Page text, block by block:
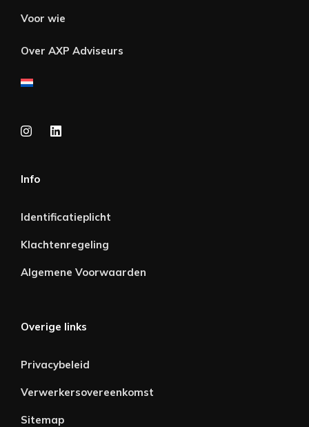
Voor wie
Over AXP Adviseurs
Info
Identificatieplicht
Klachtenregeling
Algemene Voorwaarden
Overige links
Privacybeleid
Verwerkersovereenkomst
Sitemap